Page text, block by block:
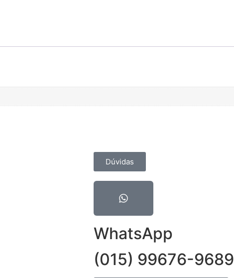
Contato
Dúvidas
WhatsApp
(015) 99676-9689